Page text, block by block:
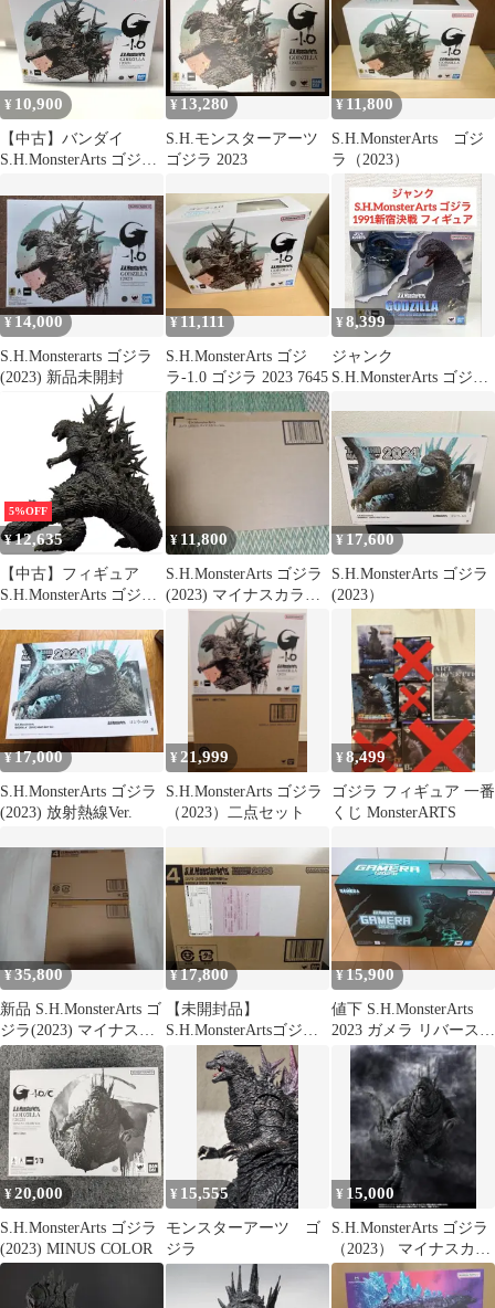
¥ 10,900
【中古】バンダイ
S.H.MonsterArts ゴジラ
有り[15]
¥ 13,280
S.H.モンスターアーツ
ゴジラ 2023
¥11,800
S.H.MonsterArts ゴジ
ラ（2023）
¥ 14,000
S.H.Monsterarts ゴジラ
(2023) 新品未開封
¥11,111
S.H.MonsterArts ゴジ
ラ-1.0 ゴジラ 2023 7645
¥8,399
ジャンク
S.H.MonsterArts ゴジラ
5%OFF
¥12,635
【中古】フィギュア
S.H.MonsterArts ゴジラ
¥11,800
S.H.MonsterArts ゴジラ
(2023) マイナスカラー
¥17,600
S.H.MonsterArts ゴジラ
(2023）
¥17,000
S.H.MonsterArts ゴジラ
(2023) 放射熱線Ver.
¥ 21,999
S.H.MonsterArts ゴジラ
（2023）二点セット
¥8,499
ゴジラ フィギュア 一番
くじ MonsterARTS
¥35,800
新品 S.H.MonsterArts ゴ
ジラ(2023) マイナスカ
ラー
¥17,800
【未開封品】
S.H.MonsterArtsゴジラ
(2023) 放射熱線Ver.
¥15,900
値下 S.H.MonsterArts
2023 ガメラ リバース
可動フィギュア
¥20,000
S.H.MonsterArts ゴジラ
(2023) MINUS COLOR
¥ 15,555
モンスターアーツ ゴ
ジラ
¥ 15,000
S.H.MonsterArts ゴジラ
（2023） マイナスカラ
ーVer.